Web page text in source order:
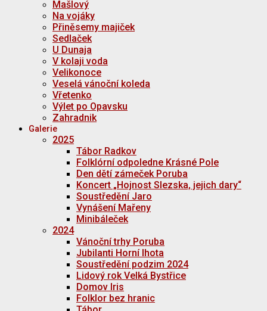
Mašlový
Na vojáky
Přiněsemy majiček
Sedlaček
U Dunaja
V kolaji voda
Velikonoce
Veselá vánoční koleda
Vřetenko
Výlet po Opavsku
Zahradnik
Galerie
2025
Tábor Radkov
Folklórní odpoledne Krásné Pole
Den dětí zámeček Poruba
Koncert „Hojnost Slezska, jejich dary“
Soustředění Jaro
Vynášení Mařeny
Minibáleček
2024
Vánoční trhy Poruba
Jubilanti Horní lhota
Soustředění podzim 2024
Lidový rok Velká Bystřice
Domov Iris
Folklor bez hranic